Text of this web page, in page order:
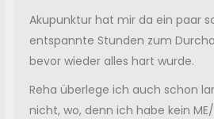
Akupunktur hat mir da ein paar
entspannte Stunden zum
bevor wieder alles hart wurde.
Reha überlege ich auch schon
nicht, wo, denn ich habe kein